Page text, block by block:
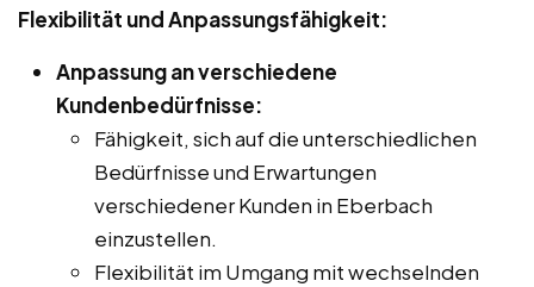
Flexibilität und Anpassungsfähigkeit:
Anpassung an verschiedene
Kundenbedürfnisse:
Fähigkeit, sich auf die unterschiedlichen
Bedürfnisse und Erwartungen
verschiedener Kunden in Eberbach
einzustellen.
Flexibilität im Umgang mit wechselnden